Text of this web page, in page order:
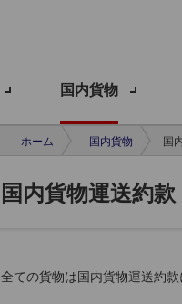
国内貨物
ホーム 国内貨物 国
国内貨物運送約款
全ての貨物は国内貨物運送約